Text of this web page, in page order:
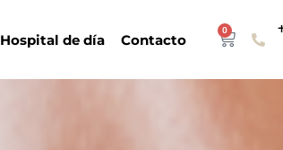
Hospital de día Contacto
0